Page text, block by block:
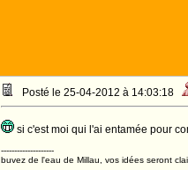
Posté le 25-04-2012 à 14:03:18
si c'est moi qui l'ai entamée pour
--------------------
buvez de l'eau de Millau, vos idées seront